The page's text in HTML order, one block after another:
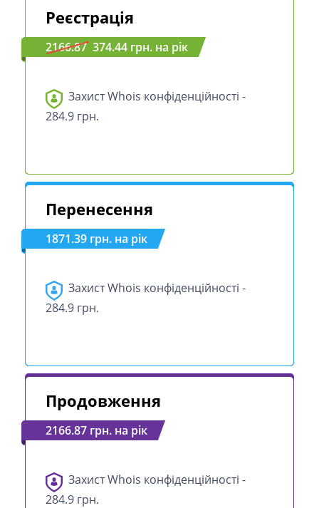
Реєстрація
2166.87 374.44 грн. на рік
Захист Whois конфіденційності -
284.9 грн.
Перенесення
1871.39 грн. на рік
Захист Whois конфіденційності -
284.9 грн.
Продовження
2166.87 грн. на рік
Захист Whois конфіденційності -
284.9 грн.